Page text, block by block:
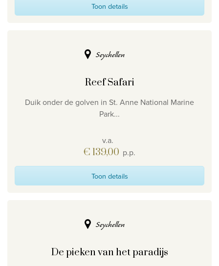
Toon details
Seychellen
Reef Safari
Duik onder de golven in St. Anne National Marine
Park...
v.a.
€ 139,00 p.p.
Toon details
Seychellen
De pieken van het paradijs